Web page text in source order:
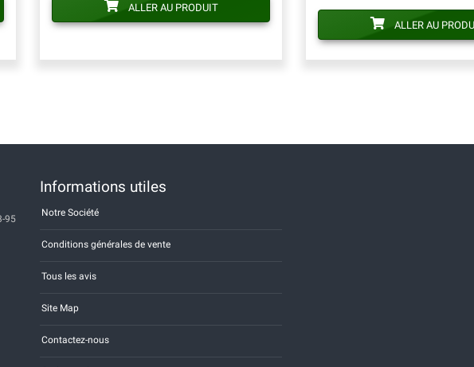
ALLER AU PRODUIT
ALLER AU
95
Informations utiles
Notre Société
Conditions générales de vente
Tous les avis
Site Map
Contactez-nous